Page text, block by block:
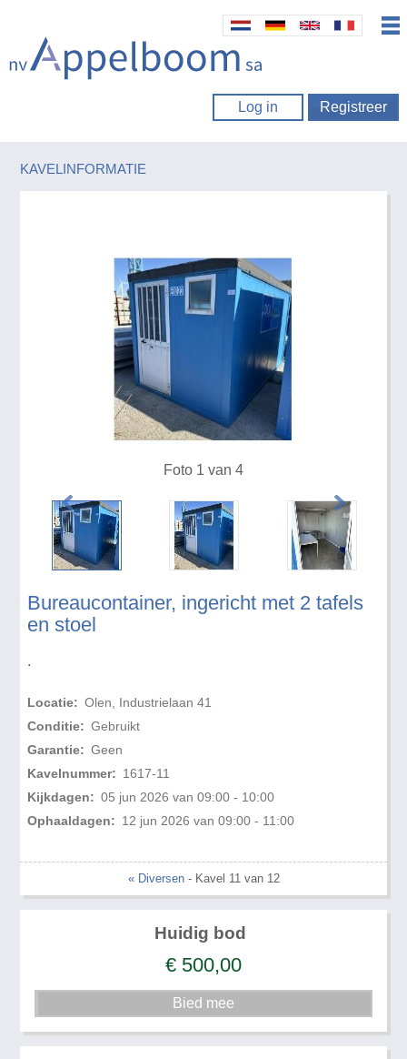
Log in Registreer
KAVELINFORMATIE
Bureaucontainer, ingericht met 2 tafels
en stoel
.
Locatie: Olen, Industrielaan 41
Conditie: Gebruikt
Garantie: Geen
Kavelnummer: 1617-11
Kijkdagen: 05 jun 2026 van 09:00 - 10:00
Ophaaldagen: 12 jun 2026 van 09:00 - 11:00
Foto 1 van 4
« Diversen- Kavel 11 van 12
Huidig bod
€ 500,00